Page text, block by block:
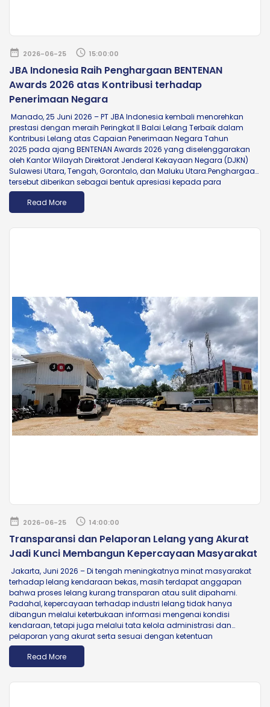
date_range 2026-06-25 schedule 15:00:00
JBA Indonesia Raih Penghargaan BENTENAN
Awards 2026 atas Kontribusi terhadap
Penerimaan Negara
Manado, 25 Juni 2026 – PT JBA Indonesia kembali menorehkan
prestasi dengan meraih Peringkat II Balai Lelang Terbaik dalam
Kontribusi Lelang atas Capaian Penerimaan Negara Tahun
2025 pada ajang BENTENAN Awards 2026 yang diselenggarakan
oleh Kantor Wilayah Direktorat Jenderal Kekayaan Negara (DJKN)
Sulawesi Utara, Tengah, Gorontalo, dan Maluku Utara.Penghargaan
tersebut diberikan sebagai bentuk apresiasi kepada para
stakeholder yang berkontribusi terhadap pencapaian...
Read More
date_range 2026-06-25 schedule 14:00:00
Transparansi dan Pelaporan Lelang yang Akurat
Jadi Kunci Membangun Kepercayaan Masyarakat
Jakarta, Juni 2026 – Di tengah meningkatnya minat masyarakat
terhadap lelang kendaraan bekas, masih terdapat anggapan
bahwa proses lelang kurang transparan atau sulit dipahami.
Padahal, kepercayaan terhadap industri lelang tidak hanya
dibangun melalui keterbukaan informasi mengenai kondisi
kendaraan, tetapi juga melalui tata kelola administrasi dan
pelaporan yang akurat serta sesuai dengan ketentuan
pemerintah.Regional Head Kalimantan PT JBA Indonesia, Syafi,
mengatakan...
Read More